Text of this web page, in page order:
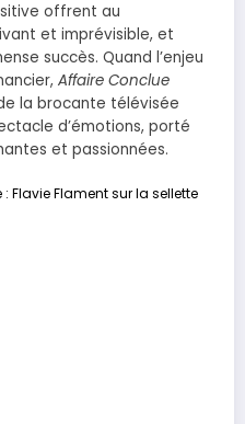
offrent au
et imprévisible, et
succès. Quand l’enjeu
Affaire Conclue
la brocante télévisée
d’émotions, porté
et passionnées.
Flavie Flament sur la sellette